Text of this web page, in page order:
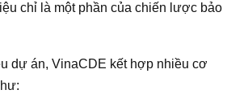
chỉ là một phần của chiến lược bảo
dự án, VinaCDE kết hợp nhiều cơ